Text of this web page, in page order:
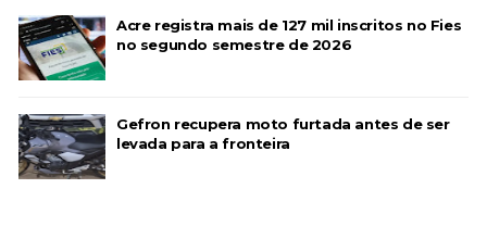
Acre registra mais de 127 mil inscritos no Fies
no segundo semestre de 2026
Gefron recupera moto furtada antes de ser
levada para a fronteira